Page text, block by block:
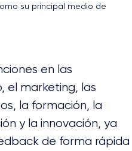
su principal medio de
en las
el marketing, las
la formación, la
y la innovación, ya
de forma rápida